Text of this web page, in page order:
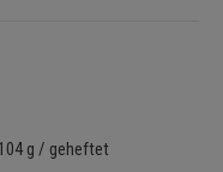
g / geheftet